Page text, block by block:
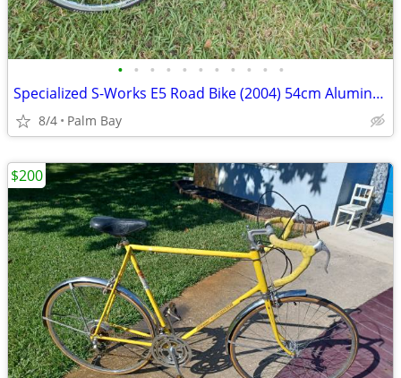
• • • • • • • • • • •
Specialized S-Works E5 Road Bike (2004) 54cm Aluminum Frame, 700c
8/4 Palm Bay
$200